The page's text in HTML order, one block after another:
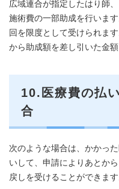
広域連合が指定したはり師
施術費の一部助成を行いま
回を限度として受けられま
から助成額を差し引いた金
10.医療費の払
合
次のような場合は、かかっ
いして、申請によりあとか
戻しを受けることができます